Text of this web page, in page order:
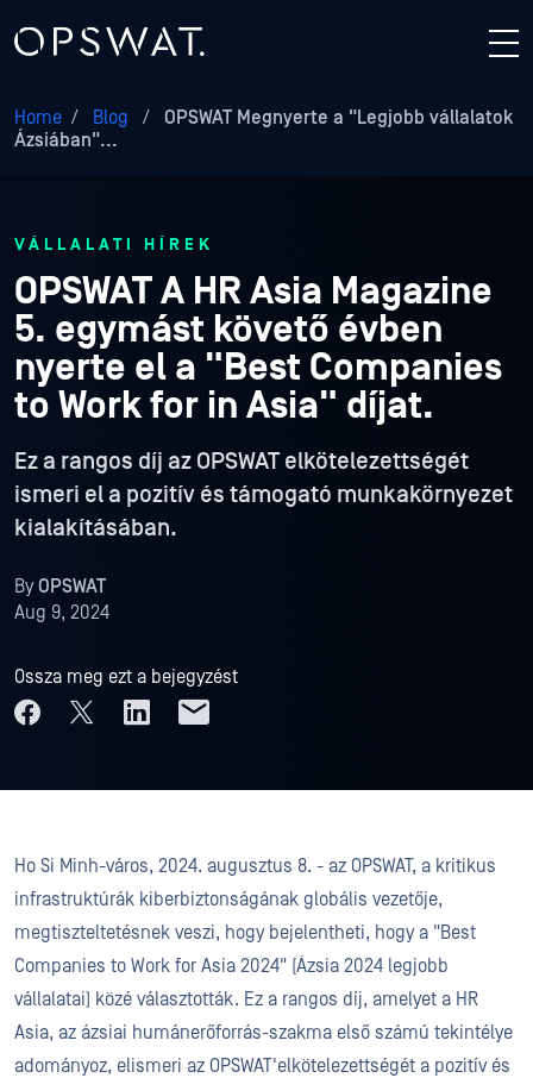
Home / Blog /
OPSWAT Megnyerte a "Legjobb vállalatok
Ázsiában"...
VÁLLALATI HÍREK
OPSWAT A HR Asia Magazine
5. egymást követő évben
nyerte el a "Best Companies
to Work for in Asia" díjat.
Ez a rangos díj az OPSWAT elkötelezettségét
ismeri el a pozitív és támogató munkakörnyezet
kialakításában.
ByOPSWAT
Aug 9, 2024
Ossza meg ezt a bejegyzést
Ho Si Minh-város, 2024. augusztus 8. - az OPSWAT, a kritikus
infrastruktúrák kiberbiztonságának globális vezetője,
megtiszteltetésnek veszi, hogy bejelentheti, hogy a "Best
Companies to Work for Asia 2024" (Ázsia 2024 legjobb
vállalatai) közé választották. Ez a rangos díj, amelyet a HR
Asia, az ázsiai humánerőforrás-szakma első számú tekintélye
adományoz, elismeri az OPSWAT'elkötelezettségét a pozitív és